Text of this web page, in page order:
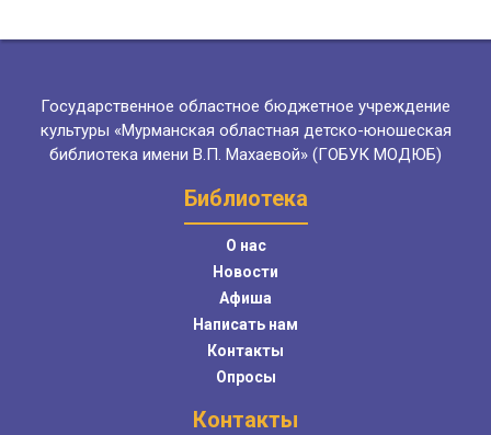
Государственное областное бюджетное учреждение
культуры «Мурманская областная детско-юношеская
библиотека имени В.П. Махаевой» (ГОБУК МОДЮБ)
Библиотека
О нас
Новости
Афиша
Написать нам
Контакты
Опросы
Контакты